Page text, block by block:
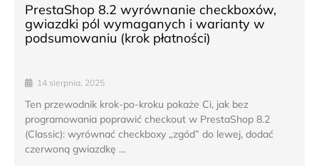
PrestaShop 8.2 wyrównanie checkboxów,
gwiazdki pól wymaganych i warianty w
podsumowaniu (krok płatności)
14 sierpnia, 2025
Ten przewodnik krok-po-kroku pokaże Ci, jak bez
programowania poprawić checkout w PrestaShop 8.2
(Classic): wyrównać checkboxy „zgód” do lewej, dodać
czerwoną gwiazdkę …